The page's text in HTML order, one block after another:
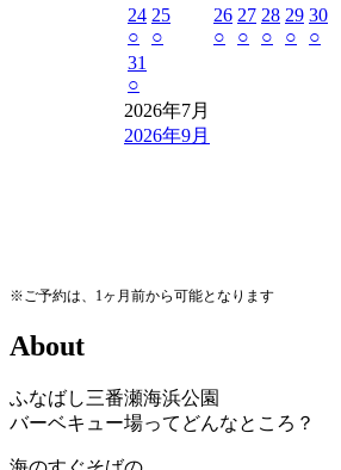
24
○
25
○
26
○
27
○
28
○
29
○
30
○
31
○
2026年7月
2026年9月
※ご予約は、1ヶ月前から可能となります
About
ふなばし三番瀬海浜公園
バーベキュー場ってどんなところ？